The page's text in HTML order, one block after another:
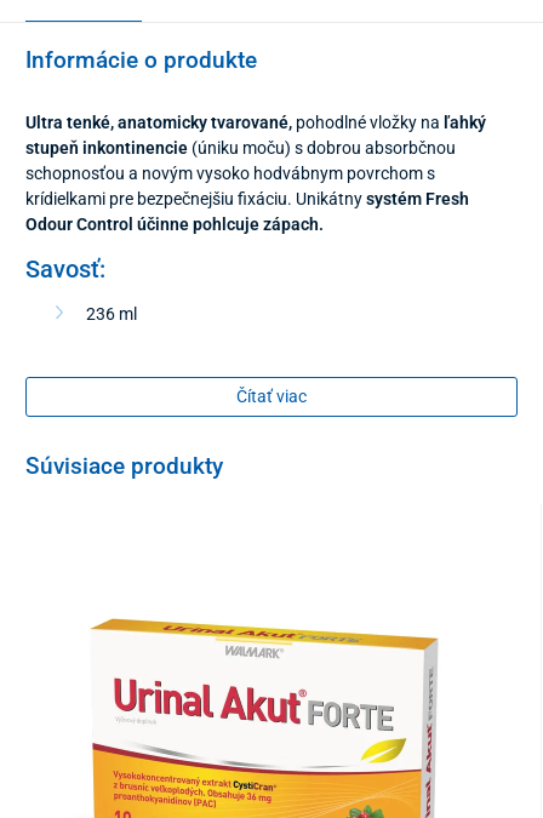
Informácie o produkte
Ultra tenké, anatomicky tvarované, pohodlné vložky na ľahký
stupeň inkontinencie (úniku moču) s dobrou absorbčnou
schopnosťou a novým vysoko hodvábnym povrchom s
krídielkami pre bezpečnejšiu fixáciu. Unikátnysystém Fresh
Odour Control účinne pohlcuje zápach.
Savosť:
236 ml
Rozmery:
25,6 x 9,8 cm
Čítať viac
Súvisiace produkty